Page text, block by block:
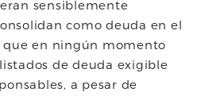
sensiblemente
como deuda en el
que en ningún momento
de deuda exigible
a pesar de